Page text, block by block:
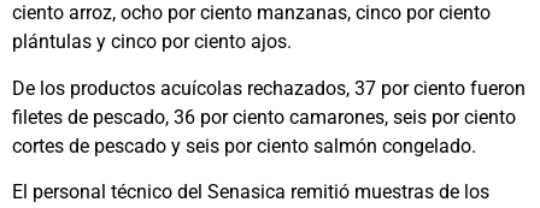
ciento arroz, ocho por ciento manzanas, cinco por ciento
plántulas y cinco por ciento ajos.
De los productos acuícolas rechazados, 37 por ciento fueron
filetes de pescado, 36 por ciento camarones, seis por ciento
cortes de pescado y seis por ciento salmón congelado.
El personal técnico del Senasica remitió muestras de los